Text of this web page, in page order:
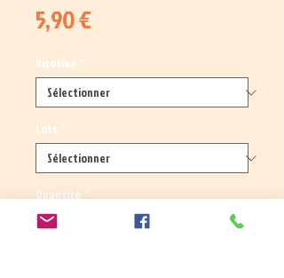
5,90 €Prix
Nicotine *
Lots *
Quantité *